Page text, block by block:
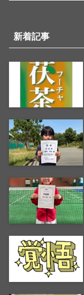
新着記事